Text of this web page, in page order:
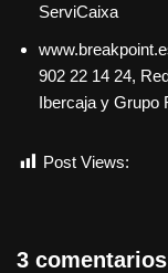
ServiCaixa
902 22 14 24,
Ibercaja y Grupo
Post Views:
3 comentarios